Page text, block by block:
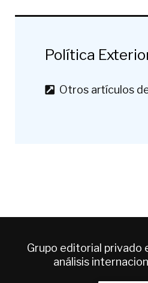
Política
Otros artículos
Grupo editorial privado
análisis